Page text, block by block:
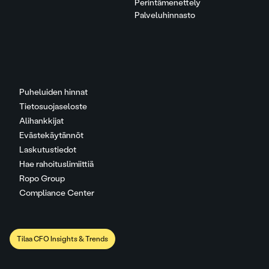
Puheluiden hinnat
Tietosuojaseloste
Alihankkijat
Evästekäytännöt
Laskutustiedot
Hae rahoituslimiittiä
Ropo Group
Compliance Center
Perintämenettely
Palveluhinnasto
Tilaa CFO Insights & Trends